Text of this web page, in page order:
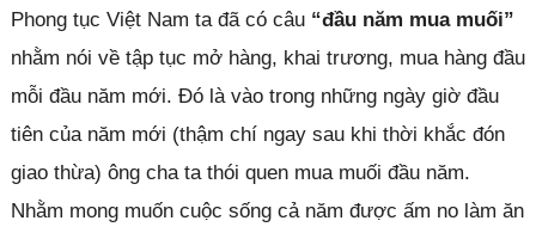
Phong tục Việt Nam ta đã có câu “đầu năm mua muối”
nhằm nói về tập tục mở hàng, khai trương, mua hàng đầu
mỗi đầu năm mới. Đó là vào trong những ngày giờ đầu
tiên của năm mới (thậm chí ngay sau khi thời khắc đón
giao thừa) ông cha ta thói quen mua muối đầu năm.
Nhằm mong muốn cuộc sống cả năm được ấm no làm ăn